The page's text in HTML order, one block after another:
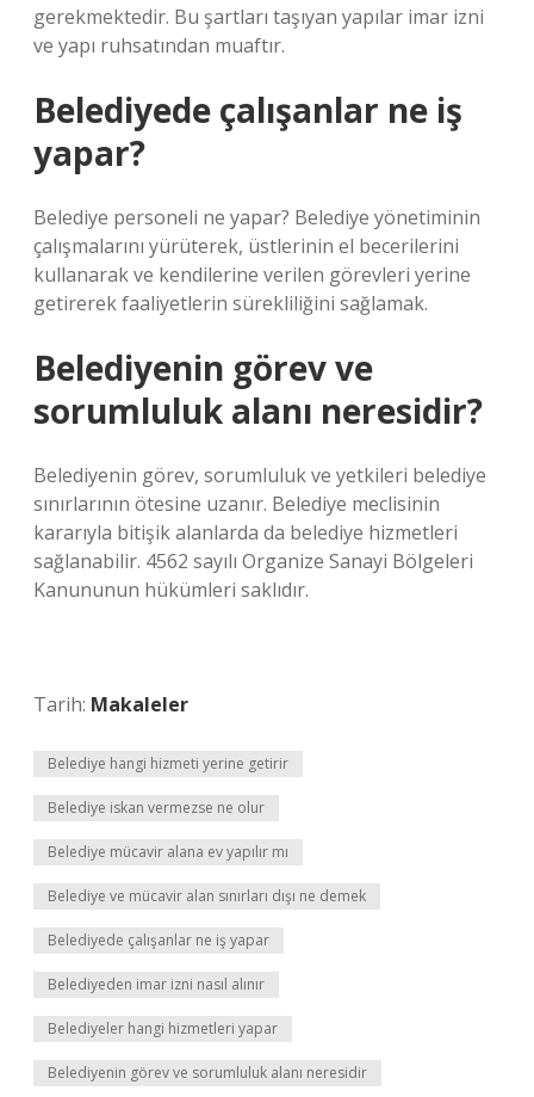
gerekmektedir. Bu şartları taşıyan yapılar imar izni
ve yapı ruhsatından muaftır.
Belediyede çalışanlar ne iş
yapar?
Belediye personeli ne yapar? Belediye yönetiminin
çalışmalarını yürüterek, üstlerinin el becerilerini
kullanarak ve kendilerine verilen görevleri yerine
getirerek faaliyetlerin sürekliliğini sağlamak.
Belediyenin görev ve
sorumluluk alanı neresidir?
Belediyenin görev, sorumluluk ve yetkileri belediye
sınırlarının ötesine uzanır. Belediye meclisinin
kararıyla bitişik alanlarda da belediye hizmetleri
sağlanabilir. 4562 sayılı Organize Sanayi Bölgeleri
Kanununun hükümleri saklıdır.
Tarih: Makaleler
Belediye hangi hizmeti yerine getirir
Belediye iskan vermezse ne olur
Belediye mücavir alana ev yapılır mı
Belediye ve mücavir alan sınırları dışı ne demek
Belediyede çalışanlar ne iş yapar
Belediyeden imar izni nasıl alınır
Belediyeler hangi hizmetleri yapar
Belediyenin görev ve sorumluluk alanı neresidir